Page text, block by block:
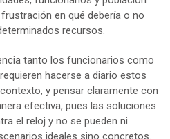
en qué debería o no
recursos.
tanto los funcionarios como
hacerse a diario estos
y pensar claramente con
efectiva, pues las soluciones
el reloj y no se pueden ni
ideales sino concretos.